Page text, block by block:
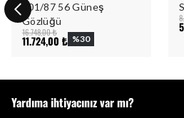
501/87 56 Güneş
Gözlüğü
16.748,00 ₺
11.724,00 ₺ %30
Yardıma ihtiyacınız var mı?